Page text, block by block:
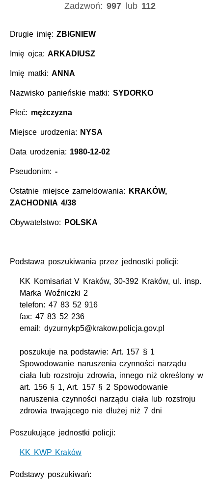
Zadzwoń:997 lub 112
Drugie imię:ZBIGNIEW
Imię ojca:ARKADIUSZ
Imię matki:ANNA
Nazwisko panieńskie matki: SYDORKO
Płeć: mężczyzna
Miejsce urodzenia: NYSA
Data urodzenia: 1980-12-02
Pseudonim: -
Ostatnie miejsce zameldowania:
KRAKÓW,
ZACHODNIA 4/38
Obywatelstwo: POLSKA
Podstawa poszukiwania przez jednostki policji:
KK Komisariat V Kraków, 30-392 Kraków, ul. insp.
Marka Woźniczki 2
telefon: 47 83 52 916
fax: 47 83 52 236
email: dyzurnykp5@krakow.policja.gov.pl
poszukuje na podstawie: Art. 157 § 1
Spowodowanie naruszenia czynności narządu
ciała lub rozstroju zdrowia, innego niż określony w
art. 156 § 1, Art. 157 § 2 Spowodowanie
naruszenia czynności narządu ciała lub rozstroju
zdrowia trwającego nie dłużej niż 7 dni
Poszukujące jednostki policji:
KK KWP Kraków
Podstawy poszukiwań: